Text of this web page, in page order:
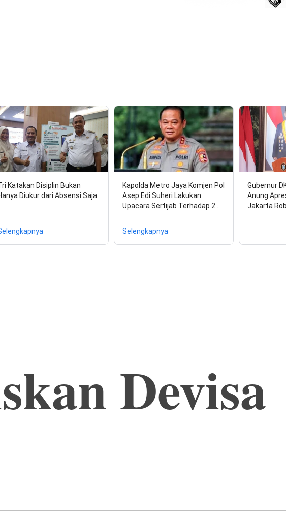
Katakan Disiplin Bukan
Diukur dari Absensi Saja
Kapolda Metro Jaya Komjen Pol
Asep Edi Suheri Lakukan
Upacara Sertijab Terhadap 2…
Selengkapnya
Gubernur
Anung
Jakarta
Devisa